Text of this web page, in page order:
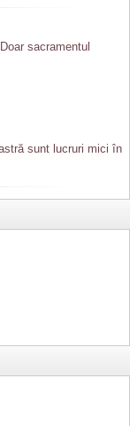
sacramentul
sunt lucruri mici în